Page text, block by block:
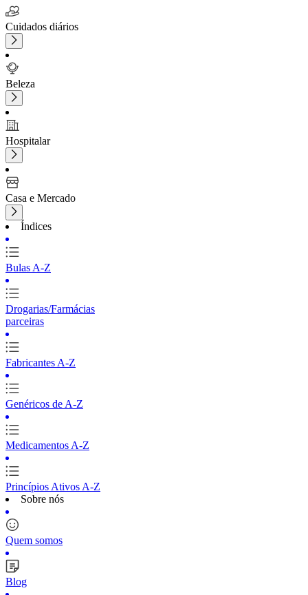
Cuidados diários
Beleza
Hospitalar
Casa e Mercado
Índices
Bulas A-Z
Drogarias/Farmácias
parceiras
Fabricantes A-Z
Genéricos de A-Z
Medicamentos A-Z
Princípios Ativos A-Z
Sobre nós
Quem somos
Blog